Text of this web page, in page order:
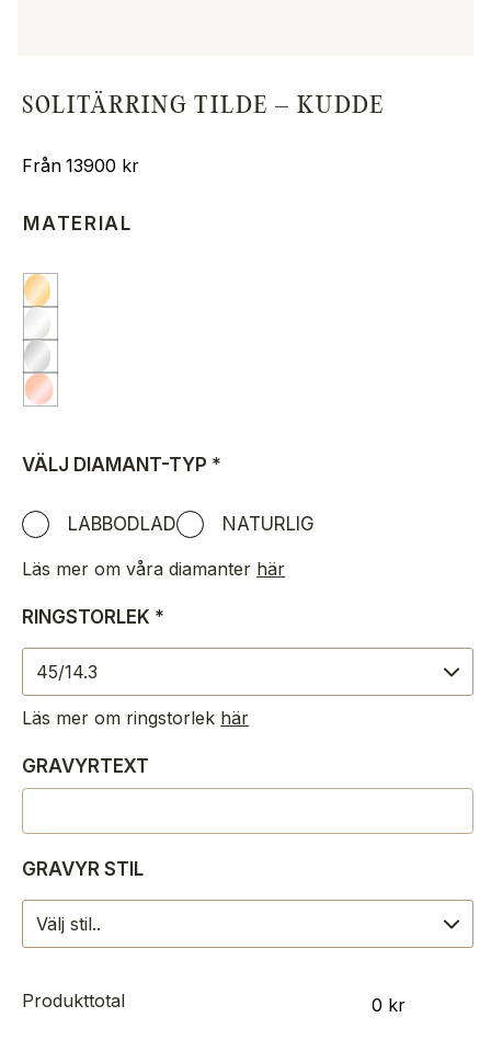
SOLITÄRRING TILDE – KUDDE
13900 kr
MATERIAL
VÄLJ DIAMANT-TYP *
LABBODLAD NATURLIG
Läs mer om våra diamanter här
RINGSTORLEK *
Läs mer om ringstorlek här
GRAVYRTEXT
GRAVYR STIL
Produkttotal 0 kr